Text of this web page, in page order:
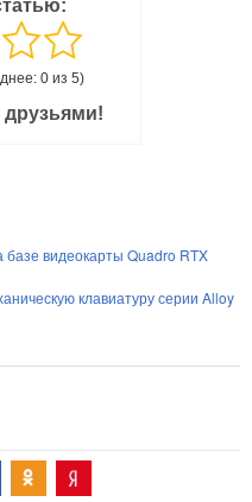
0 из 5)
друзьями!
базе видеокарты Quadro RTX
клавиатуру серии Alloy